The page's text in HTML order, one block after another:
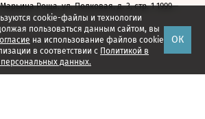
cookie-файлы и технологии
пользоваться данным сайтом, вы
на использование файлов cookie
в соответствии с Политикой в
данных.
ОК
Роща, ул. Полковая, д. 3, стр. 1 1999—